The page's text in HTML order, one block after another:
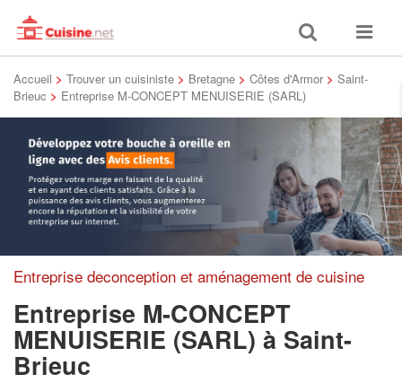
Toggle
search
Toggle
Accueil > Trouver un cuisiniste > Bretagne > Côtes d'Armor > Saint-
Brieuc > Entreprise M-CONCEPT MENUISERIE (SARL)
Entreprise deconception et aménagement de cuisine
Entreprise M-CONCEPT
MENUISERIE (SARL) à Saint-
Brieuc